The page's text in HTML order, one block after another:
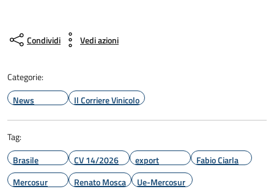
Condividi Vedi azioni
Categorie:
News
Il Corriere Vinicolo
Tag:
Brasile
CV 14/2026 export
Fabio Ciarla
Mercosur
Renato Mosca Ue-Mercosur